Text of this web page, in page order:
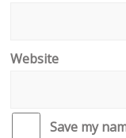
Website
Save my